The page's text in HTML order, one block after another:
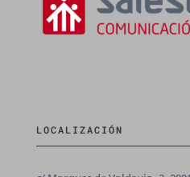
LOCALIZACIÓN